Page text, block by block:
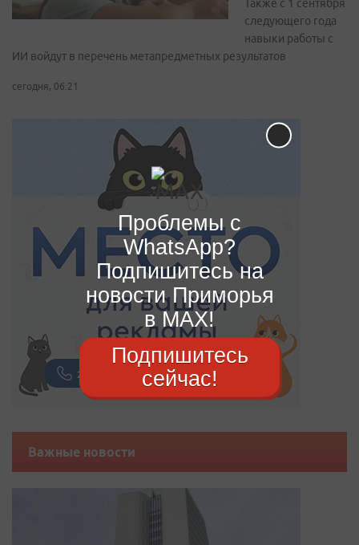
Также с 1 сентября
следующего года
навыки работы с
ИИ войдут в перечень метапредметных результатов
сегодня, 06:21
Важные новости
Проблемы с
WhatsApp?
Подпишитесь на
новости Приморья
в MAX!
Подпишитесь
сейчас!